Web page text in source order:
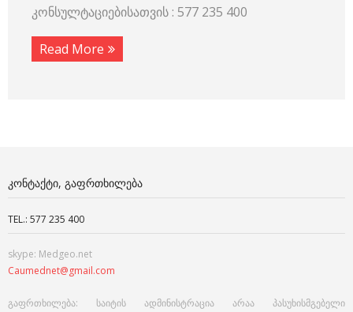
კონსულტაციებისათვის : 577 235 400
Read More
ᲙᲝᲜᲢᲐᲥᲢᲘ, ᲒᲐᲤᲠᲗᲮᲘᲚᲔᲑᲐ
TEL.: 577 235 400
skype: Medgeo.net
Caumednet@gmail.com
გაფრთხილება: საიტის ადმინისტრაცია არაა პასუხისმგებელი